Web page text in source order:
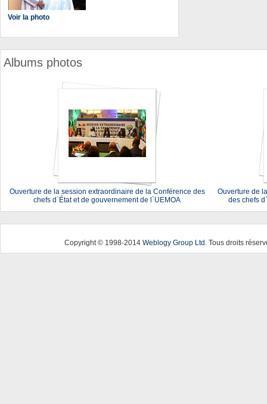
Voir la photo
Albums photos
Ouverture de la session extraordinaire de la Conférence des
chefs d`État et de gouvernement de l`UEMOA
Ouverture de
des chefs
Copyright © 1998-2014 Weblogy Group Ltd . Tous droits